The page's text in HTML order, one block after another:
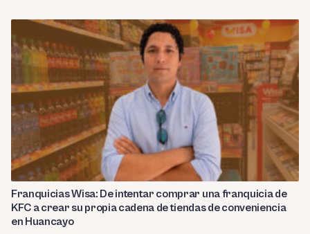
Franquicias Wisa: De intentar comprar una franquicia de
KFC a crear su propia cadena de tiendas de conveniencia
en Huancayo